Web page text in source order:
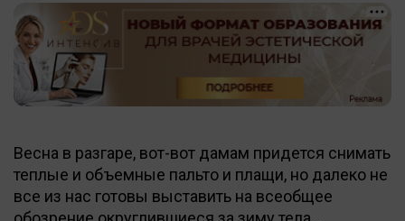
Весна в разгаре, вот-вот дамам придется снимать
теплые и объемные пальто и плащи, но далеко не
все из нас готовы выставить на всеобщее